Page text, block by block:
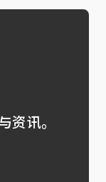
资讯。